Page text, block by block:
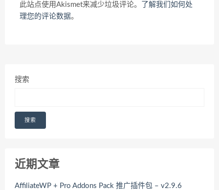
此站点使用Akismet来减少垃圾评论。
了解我们如何处
理您的评论数据。
搜索
搜索
近期文章
AffiliateWP + Pro Addons Pack 推广插件包 – v2.9.6